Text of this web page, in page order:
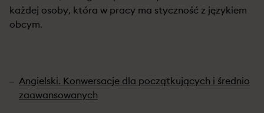
każdej osoby, która w pracy ma styczność z językiem
obcym.
Angielski. Konwersacje dla początkujących i średnio
zaawansowanych